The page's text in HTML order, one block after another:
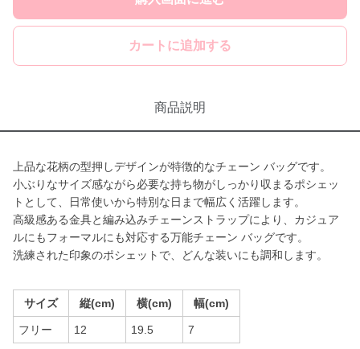
カートに追加する
商品説明
上品な花柄の型押しデザインが特徴的なチェーン バッグです。
小ぶりなサイズ感ながら必要な持ち物がしっかり収まるポシェッ
トとして、日常使いから特別な日まで幅広く活躍します。
高級感ある金具と編み込みチェーンストラップにより、カジュア
ルにもフォーマルにも対応する万能チェーン バッグです。
洗練された印象のポシェットで、どんな装いにも調和します。
サイズ 縦(cm) 横(cm) 幅(cm)
フリー 12 19.5 7